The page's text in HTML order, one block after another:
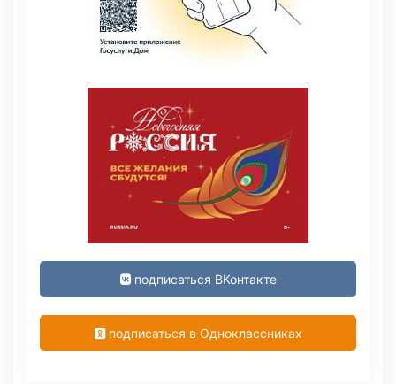
подписаться ВКонтакте
подписаться в Одноклассниках